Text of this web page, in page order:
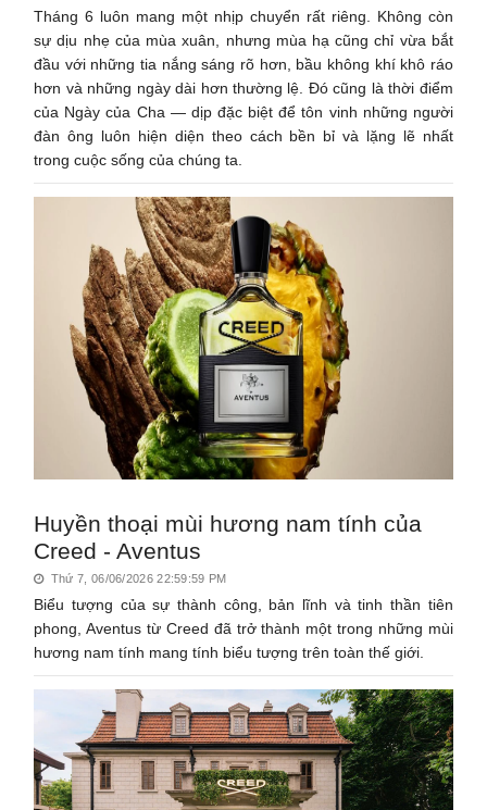
Tháng 6 luôn mang một nhịp chuyển rất riêng. Không còn
sự dịu nhẹ của mùa xuân, nhưng mùa hạ cũng chỉ vừa bắt
đầu với những tia nắng sáng rõ hơn, bầu không khí khô ráo
hơn và những ngày dài hơn thường lệ. Đó cũng là thời điểm
của Ngày của Cha — dịp đặc biệt để tôn vinh những người
đàn ông luôn hiện diện theo cách bền bỉ và lặng lẽ nhất
trong cuộc sống của chúng ta.
Huyền thoại mùi hương nam tính của
Creed - Aventus
Thứ 7, 06/06/2026 22:59:59 PM
Biểu tượng của sự thành công, bản lĩnh và tinh thần tiên
phong, Aventus từ Creed đã trở thành một trong những mùi
hương nam tính mang tính biểu tượng trên toàn thế giới.